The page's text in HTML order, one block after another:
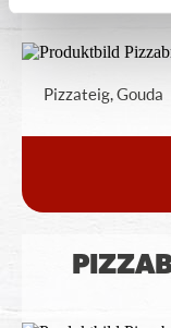
Pizzateig, Gouda